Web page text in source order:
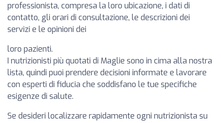
professionista, compresa la loro ubicazione, i dati di
contatto, gli orari di consultazione, le descrizioni dei
servizi e le opinioni dei
loro pazienti.
I nutrizionisti più quotati di Maglie sono in cima alla nostra
lista, quindi puoi prendere decisioni informate e lavorare
con esperti di fiducia che soddisfano le tue specifiche
esigenze di salute.
Se desideri localizzare rapidamente ogni nutrizionista su